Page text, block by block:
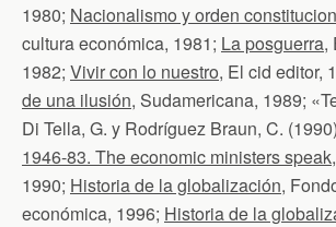
1980; Nacionalismo y orden
cultura económica, 1981; La posguerra,
1982; Vivir con lo nuestro, El cid editor,
de una ilusión, Sudamericana, 1989;
Di Tella, G. y Rodríguez Braun, C.
1946-83. The economic ministers speak
1990; Historia de la globalización,
económica, 1996; Historia de la